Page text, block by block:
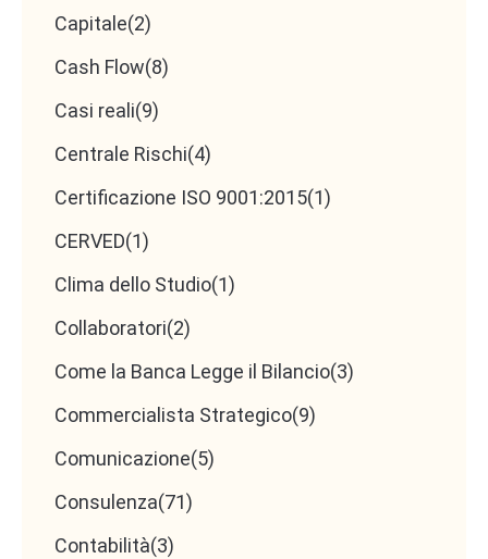
Capitale(2)
Cash Flow(8)
Casi reali(9)
Centrale Rischi(4)
Certificazione ISO 9001:2015(1)
CERVED(1)
Clima dello Studio(1)
Collaboratori(2)
Come la Banca Legge il Bilancio(3)
Commercialista Strategico(9)
Comunicazione(5)
Consulenza(71)
Contabilità(3)